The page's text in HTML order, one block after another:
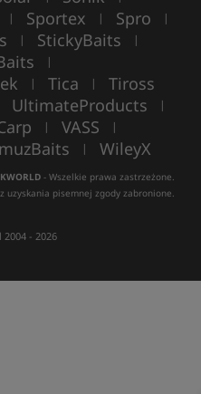
| Sportex | Spro |
| StickyBaits |
|
| Tica | Tiross
UltimateProducts |
| VASS |
| WileyX
- Wszelkie prawa zastrzeżone.
uzyskania pisemnej zgody zabronione.
- 2026